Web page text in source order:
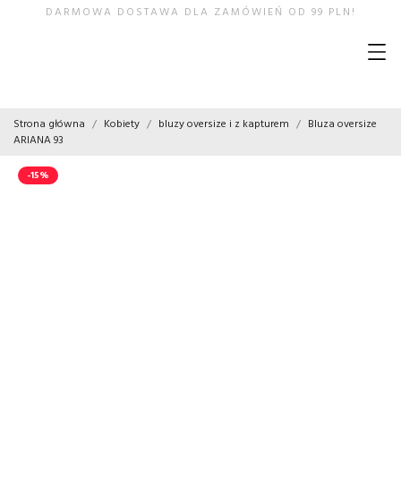
DARMOWA DOSTAWA DLA ZAMÓWIEŃ OD 99 PLN!
Strona główna Kobiety bluzy oversize i z kapturem
Bluza oversize
ARIANA 93
-15%